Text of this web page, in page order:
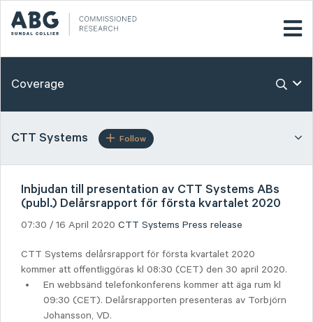
Coverage
CTT Systems Follow
Inbjudan till presentation av CTT Systems ABs
(publ.) Delårsrapport för första kvartalet 2020
07:30 / 16 April 2020 CTT Systems Press release
CTT Systems delårsrapport för första kvartalet 2020
kommer att offentliggöras kl 08:30 (CET) den 30 april 2020.
En webbsänd telefonkonferens kommer att äga rum kl
09:30 (CET). Delårsrapporten presenteras av Torbjörn
Johansson, VD.